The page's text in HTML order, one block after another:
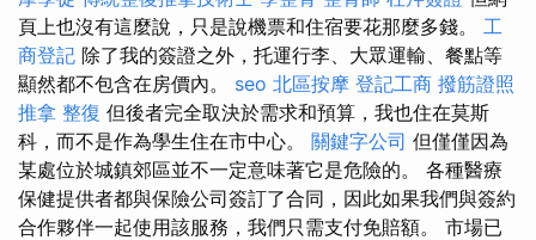
頁上也沒有這麼說，只是說機票和住宿要花那麼多錢。 工
商登記 除了我的簽證之外，托運行李、大眾運輸、餐點等
顯然都不包含在房價內。 seo 北區按摩 登記工商 撥筋證照
推拿 整復 但後者完全取決於需求和預算，我也住在莫斯
科，而不是作為學生住在市中心。 關鍵字公司 但僅僅因為
某處位於城鎮郊區並不一定意味著它是危險的。 各種醫療
保健提供者都與保險公司簽訂了合同，因此如果我們與簽約
合作夥伴一起使用該服務，我們只需支付免賠額。 市場已